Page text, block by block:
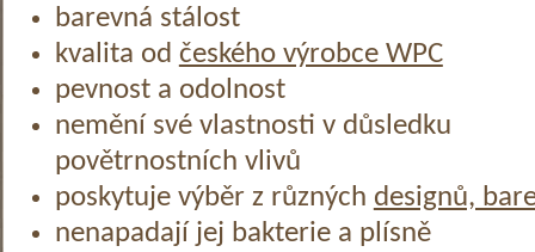
barevná stálost
kvalita od českého výrobce WPC
pevnost a odolnost
nemění své vlastnosti v důsledku
povětrnostních vlivů
poskytuje výběr z různých designů,
nenapadají jej bakterie a plísně